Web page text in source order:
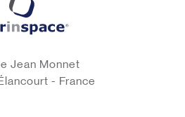
Jean Monnet
- France